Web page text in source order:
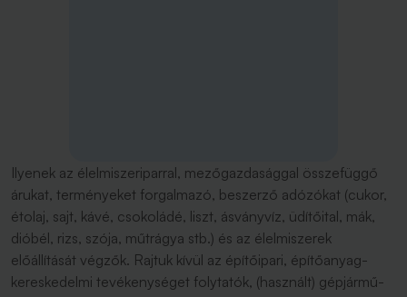
Ilyenek az élelmiszeriparral, mezőgazdasággal összefüggő
árukat, terményeket forgalmazó, beszerző adózókat (cukor,
étolaj, sajt, kávé, csokoládé, liszt, ásványvíz, üdítőital, mák,
dióbél, rizs, szója, műtrágya stb.) és az élelmiszerek
előállítását végzők. Rajtuk kívül az építőipari, építőanyag-
kereskedelmi tevékenységet folytatók, (használt) gépjármű-